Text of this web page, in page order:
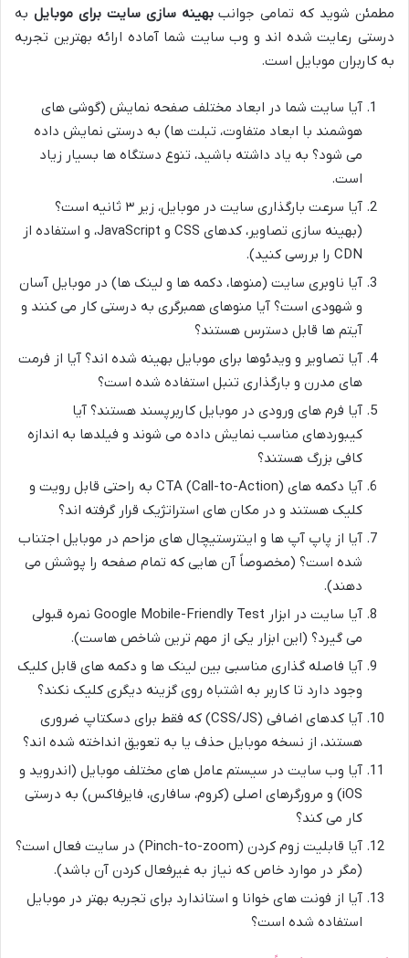
مطمئن شوید که تمامی جوانببهینه سازی سایت برای موبایل به
درستی رعایت شده اند و وب سایت شما آماده ارائه بهترین تجربه
به کاربران موبایل است.
آیا سایت شما در ابعاد مختلف صفحه نمایش (گوشی های
هوشمند با ابعاد متفاوت، تبلت ها) به درستی نمایش داده
می شود؟ به یاد داشته باشید، تنوع دستگاه ها بسیار زیاد
است.
آیا سرعت بارگذاری سایت در موبایل، زیر ۳ ثانیه است؟
(بهینه سازی تصاویر، کدهای CSS و JavaScript، و استفاده از
CDN را بررسی کنید).
آیا ناوبری سایت (منوها، دکمه ها و لینک ها) در موبایل آسان
و شهودی است؟ آیا منوهای همبرگری به درستی کار می کنند و
آیتم ها قابل دسترس هستند؟
آیا تصاویر و ویدئوها برای موبایل بهینه شده اند؟ آیا از فرمت
های مدرن و بارگذاری تنبل استفاده شده است؟
آیا فرم های ورودی در موبایل کاربرپسند هستند؟ آیا
کیبوردهای مناسب نمایش داده می شوند و فیلدها به اندازه
کافی بزرگ هستند؟
آیا دکمه های CTA (Call-to-Action) به راحتی قابل رویت و
کلیک هستند و در مکان های استراتژیک قرار گرفته اند؟
آیا از پاپ آپ ها و اینترستیچال های مزاحم در موبایل اجتناب
شده است؟ (مخصوصاً آن هایی که تمام صفحه را پوشش می
دهند).
آیا سایت در ابزار Google Mobile-Friendly Test نمره قبولی
می گیرد؟ (این ابزار یکی از مهم ترین شاخص هاست).
آیا فاصله گذاری مناسبی بین لینک ها و دکمه های قابل کلیک
وجود دارد تا کاربر به اشتباه روی گزینه دیگری کلیک نکند؟
آیا کدهای اضافی (CSS/JS) که فقط برای دسکتاپ ضروری
هستند، از نسخه موبایل حذف یا به تعویق انداخته شده اند؟
آیا وب سایت در سیستم عامل های مختلف موبایل (اندروید و
iOS) و مرورگرهای اصلی (کروم، سافاری، فایرفاکس) به درستی
کار می کند؟
آیا قابلیت زوم کردن (Pinch-to-zoom) در سایت فعال است؟
(مگر در موارد خاص که نیاز به غیرفعال کردن آن باشد).
آیا از فونت های خوانا و استاندارد برای تجربه بهتر در موبایل
استفاده شده است؟